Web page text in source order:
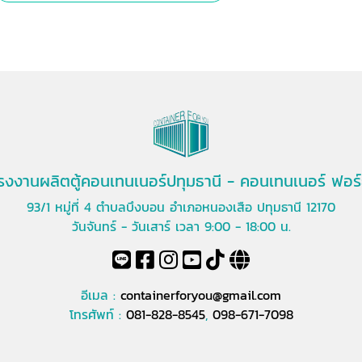
งงานผลิตตู้คอนเทนเนอร์ปทุมธานี - คอนเทนเนอร์ ฟอ
93/1 หมู่ที่ 4 ตำบลบึงบอน อำเภอหนองเสือ ปทุมธานี 12170
วันจันทร์ - วันเสาร์ เวลา 9:00 - 18:00 น.
อีเมล : containerforyou@gmail.com
โทรศัพท์ : 081-828-8545, 098-671-7098